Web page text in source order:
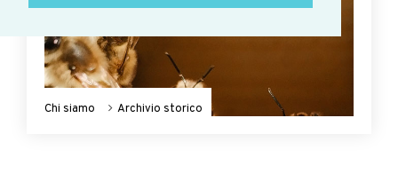
Chi siamo Archivio storico